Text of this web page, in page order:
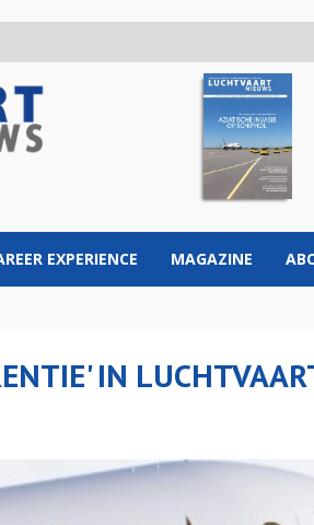
EXPERIENCE MAGAZINE
IN